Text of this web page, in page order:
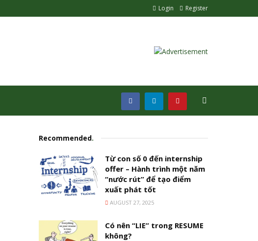
Login Register
Recommended.
Từ con số 0 đến internship
offer – Hành trình một năm
“nước rút” để tạo điểm
xuất phát tốt
AUGUST 27, 2025
Có nên “LIE” trong RESUME
không?